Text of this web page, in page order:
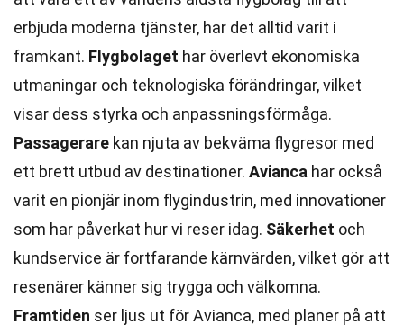
erbjuda moderna tjänster, har det alltid varit i
framkant. Flygbolaget har överlevt ekonomiska
utmaningar och teknologiska förändringar, vilket
visar dess styrka och anpassningsförmåga.
Passagerare kan njuta av bekväma flygresor med
ett brett utbud av destinationer. Avianca har också
varit en pionjär inom flygindustrin, med innovationer
som har påverkat hur vi reser idag. Säkerhet och
kundservice är fortfarande kärnvärden, vilket gör att
resenärer känner sig trygga och välkomna.
Framtiden ser ljus ut för Avianca, med planer på att